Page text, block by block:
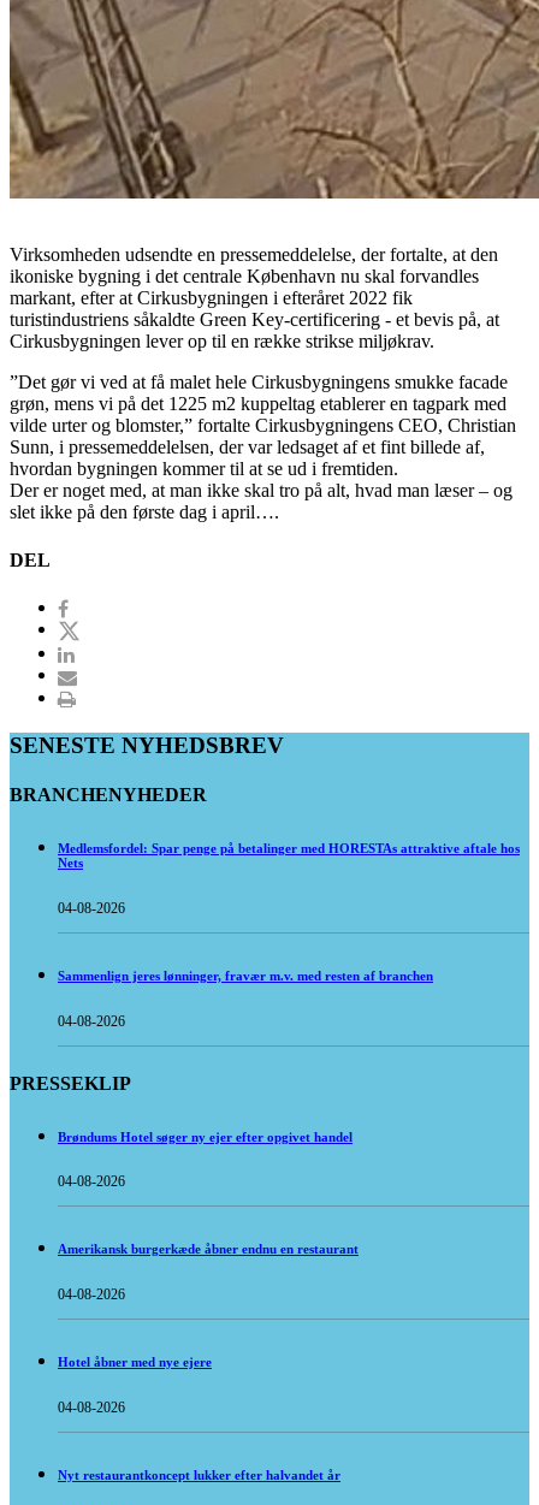
Virksomheden udsendte en pressemeddelelse, der fortalte, at den
ikoniske bygning i det centrale København nu skal forvandles
markant, efter at Cirkusbygningen i efteråret 2022 fik
turistindustriens såkaldte Green Key-certificering - et bevis på, at
Cirkusbygningen lever op til en række strikse miljøkrav.
”Det gør vi ved at få malet hele Cirkusbygningens smukke facade
grøn, mens vi på det 1225 m2 kuppeltag etablerer en tagpark med
vilde urter og blomster,” fortalte Cirkusbygningens CEO, Christian
Sunn, i pressemeddelelsen, der var ledsaget af et fint billede af,
hvordan bygningen kommer til at se ud i fremtiden.
Der er noget med, at man ikke skal tro på alt, hvad man læser – og
slet ikke på den første dag i april….
DEL
SENESTE NYHEDSBREV
BRANCHENYHEDER
Medlemsfordel: Spar penge på betalinger med HORESTAs attraktive aftale hos
Nets
04-08-2026
Sammenlign jeres lønninger, fravær m.v. med resten af branchen
04-08-2026
PRESSEKLIP
Brøndums Hotel søger ny ejer efter opgivet handel
04-08-2026
Amerikansk burgerkæde åbner endnu en restaurant
04-08-2026
Hotel åbner med nye ejere
04-08-2026
Nyt restaurantkoncept lukker efter halvandet år